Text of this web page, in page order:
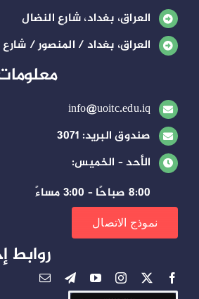
العراق، بغداد، شارع النضال
العراق، بغداد / المنصور / شارع
info@uoitc.edu.iq
صندوق البريد: 3071
الأحد – الخميس:
8:00 صباحًا – 3:00 مساءً
نموذج الاتصال
روابط